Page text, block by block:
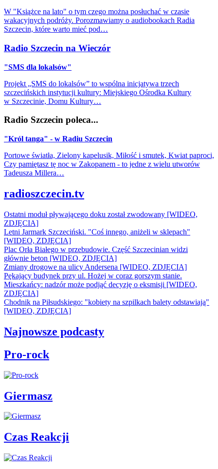
W "Książce na lato" o tym czego można posłuchać w czasie
wakacyjnych podróży. Porozmawiamy o audiobookach Radia
Szczecin, które warto mieć pod…
Radio Szczecin na Wieczór
"SMS dla lokalsów"
Projekt „SMS do lokalsów” to wspólna inicjatywa trzech
szczecińskich instytucji kultury: Miejskiego Ośrodka Kultury
w Szczecinie, Domu Kultury…
Radio Szczecin poleca...
"Król tanga" - w Radiu Szczecin
Portowe światła, Zielony kapelusik, Miłość i smutek, Kwiat paproci,
Czy pamiętasz tę noc w Zakopanem - to jedne z wielu utworów
Tadeusza Millera…
radioszczecin.tv
Ostatni moduł pływającego doku został zwodowany [WIDEO,
ZDJĘCIA]
Letni Jarmark Szczeciński. "Coś innego, aniżeli w sklepach"
[WIDEO, ZDJĘCIA]
Plac Orła Białego w przebudowie. Część Szczecinian widzi
głównie beton [WIDEO, ZDJĘCIA]
Zmiany drogowe na ulicy Andersena [WIDEO, ZDJĘCIA]
Pękający budynek przy ul. Hożej w coraz gorszym stanie.
Mieszkańcy: nadzór może podjąć decyzję o eksmisji [WIDEO,
ZDJĘCIA]
Chodnik na Piłsudskiego: "kobiety na szpilkach balety odstawiają"
[WIDEO, ZDJĘCIA]
Najnowsze podcasty
Pro-rock
Giermasz
Czas Reakcji